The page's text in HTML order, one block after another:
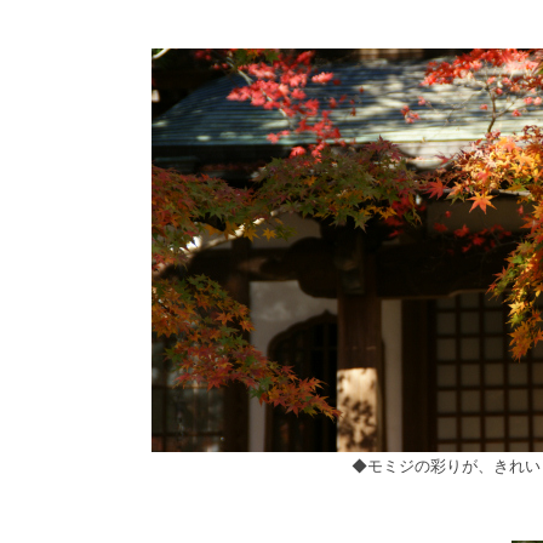
◆モミジの彩りが、きれい